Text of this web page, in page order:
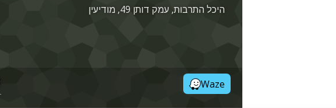
היכל התרבות, עמק דותן 49, מודיעין
Waze